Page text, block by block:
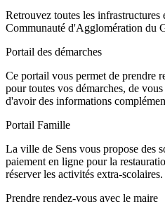
Retrouvez toutes les infrastructures
Communauté d'Agglomération du
Portail des démarches
Ce portail vous permet de prendre
pour toutes vos démarches, de
d'avoir des informations
Portail Famille
La ville de Sens vous propose des
paiement en ligne pour la
réserver les activités extra-scolaires.
Prendre rendez-vous avec le maire